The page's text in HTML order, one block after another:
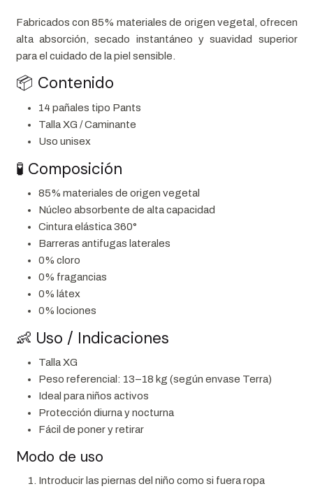
Fabricados con 85% materiales de origen vegetal, ofrecen
alta absorción, secado instantáneo y suavidad superior
para el cuidado de la piel sensible.
📦 Contenido
14 pañales tipo Pants
Talla XG / Caminante
Uso unisex
🧪 Composición
85% materiales de origen vegetal
Núcleo absorbente de alta capacidad
Cintura elástica 360°
Barreras antifugas laterales
0% cloro
0% fragancias
0% látex
0% lociones
👶 Uso / Indicaciones
Talla XG
Peso referencial: 13–18 kg (según envase Terra)
Ideal para niños activos
Protección diurna y nocturna
Fácil de poner y retirar
Modo de uso
Introducir las piernas del niño como si fuera ropa